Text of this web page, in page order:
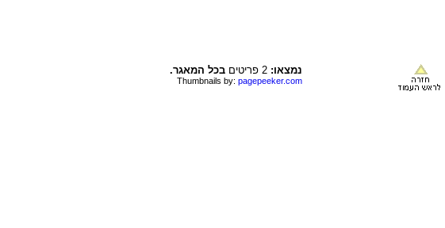
נמצאו: בכל המאגר.
Thumbnails by: pagepeeker.com